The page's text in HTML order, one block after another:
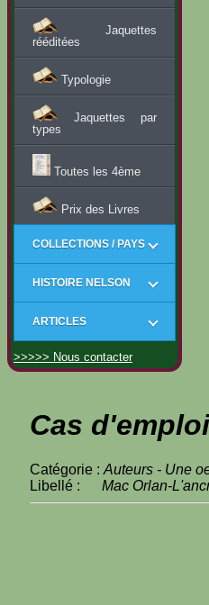
Jaquettes
rééditées
Typologie
Jaquettes par
types
Toutes les 4ème
Prix des Livres
COLLECTIONS / PAYS
HISTOIRE NELSON
ARTICLES
>>>>> Nous contacter
Cas
Catégorie : Auteurs - Une
Libellé : Mac Orlan-